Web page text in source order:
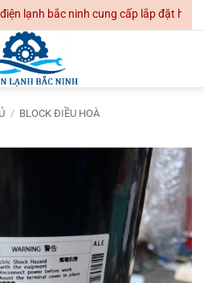
lạnh bắc ninh cung cấp lắp đặt hệ
/ BLOCK ĐIỀU HOÀ